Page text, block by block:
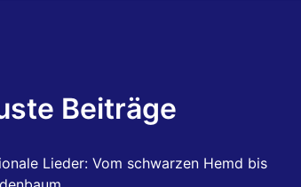
Beiträge
Lieder: Vom schwarzen Hemd bis